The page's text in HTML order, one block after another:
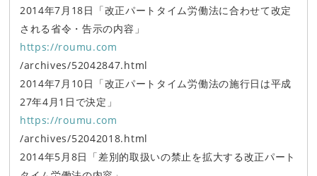
2014年7月18日「改正パートタイム労働法に合わせて改定
される省令・告示の内容」
https://roumu.com
/archives/52042847.html
2014年7月10日「改正パートタイム労働法の施行日は平成
27年4月1日で決定」
https://roumu.com
/archives/52042018.html
2014年5月8日「差別的取扱いの禁止を拡大する改正パート